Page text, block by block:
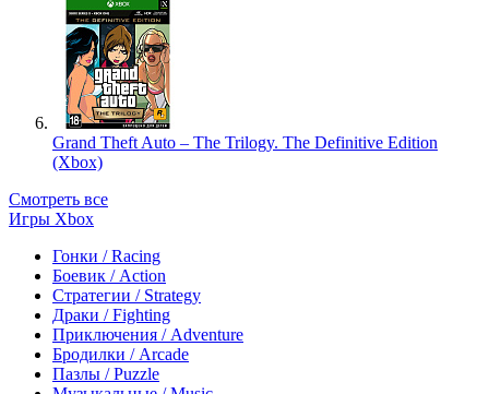
Grand Theft Auto – The Trilogy. The Definitive Edition
(Xbox)
Смотреть все
Игры Xbox
Гонки / Racing
Боевик / Action
Стратегии / Strategy
Драки / Fighting
Приключения / Adventure
Бродилки / Arcade
Пазлы / Puzzle